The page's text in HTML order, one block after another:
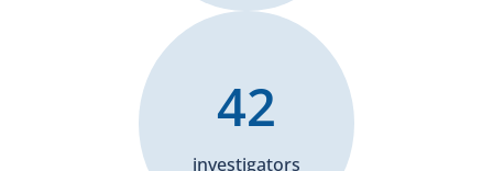
investigators
42